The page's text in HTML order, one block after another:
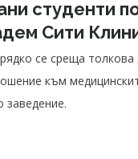
студенти
Сити
се среща
към
заведение.